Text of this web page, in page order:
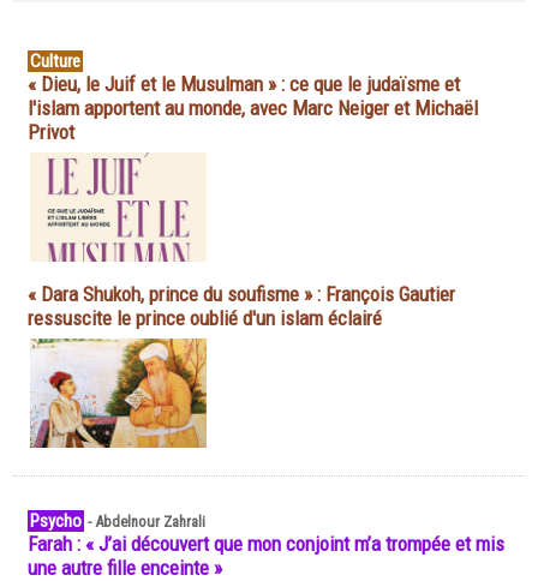
Culture
« Dieu, le Juif et le Musulman » : ce que le judaïsme et
l'islam apportent au monde, avec Marc Neiger et Michaël
Privot
« Dara Shukoh, prince du soufisme » : François Gautier
ressuscite le prince oublié d'un islam éclairé
Psycho -Abdelnour Zahrali
Farah : « J’ai découvert que mon conjoint m’a trompée et mis
une autre fille enceinte »